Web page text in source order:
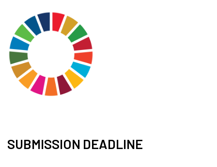
SUBMISSION DEADLINE